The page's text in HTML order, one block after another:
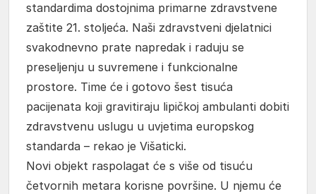
standardima dostojnima primarne zdravstvene
zaštite 21. stoljeća. Naši zdravstveni djelatnici
svakodnevno prate napredak i raduju se
preseljenju u suvremene i funkcionalne
prostore. Time će i gotovo šest tisuća
pacijenata koji gravitiraju lipičkoj ambulanti dobiti
zdravstvenu uslugu u uvjetima europskog
standarda – rekao je Višaticki.
Novi objekt raspolagat će s više od tisuću
četvornih metara korisne površine. U njemu će